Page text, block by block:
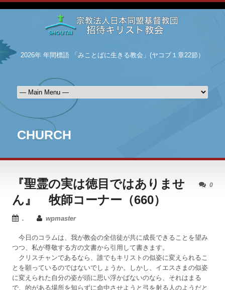
2026年 年間標語 「みことばに生きる教会」(ヤコブ１章22節）
CHURCH
0
『聖霊の実は徳目ではありませ
ん』 牧師コーナー（660）
. wpmaster
今日のコラムは、我が教会の全信徒が共に成長できることを望み
つつ、私が尊敬する方の文書から引用して書きます。
クリスチャンであるなら、誰でもキリストの似姿に変えられるこ
とを願っているのではないでしょうか。しかし、イエスさまの似姿
に変えられた自分の姿が頭に思い浮かばないのなら、それはまる
で、的がある場所を知らずに命中させようと弓を射る人のようだと